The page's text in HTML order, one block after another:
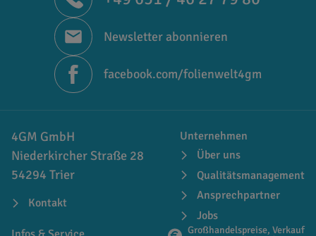
Newsletter abonnieren
facebook.com/folienwelt4gm
4GM GmbH
Niederkircher Straße 28
54294 Trier
Kontakt
Unternehmen
Über uns
Qualitätsmanagement
Ansprechpartner
Jobs
Großhandelspreise, Verkauf